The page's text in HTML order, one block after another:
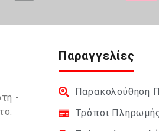
-
Παραγγελίες
Παρακολούθηση
Τρόποι